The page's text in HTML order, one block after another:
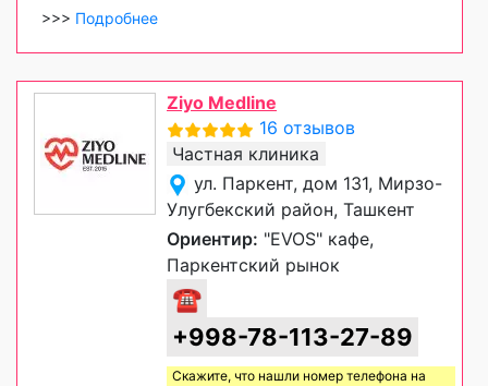
>>> Подробнее
Ziyo Medline
16 отзывов
Частная клиника
ул. Паркент, дом 131, Мирзо-
Улугбекский район, Ташкент
Ориентир: "EVOS" кафе,
Паркентский рынок
☎
+998-78-113-27-89
Скажите, что нашли номер телефона на